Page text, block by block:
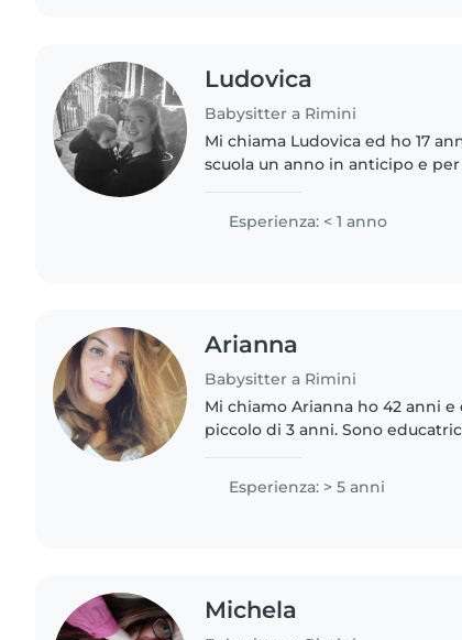
Ludovica
Babysitter a Rimini
Mi chiama Ludovica ed ho 17
scuola un anno in anticipo e
intenzione di continuare..
Esperienza: < 1 anno
Arianna
Babysitter a Rimini
Mi chiamo Arianna ho 42 anni e
piccolo di 3 anni. Sono
centri estivi..
Esperienza: > 5 anni
Michela